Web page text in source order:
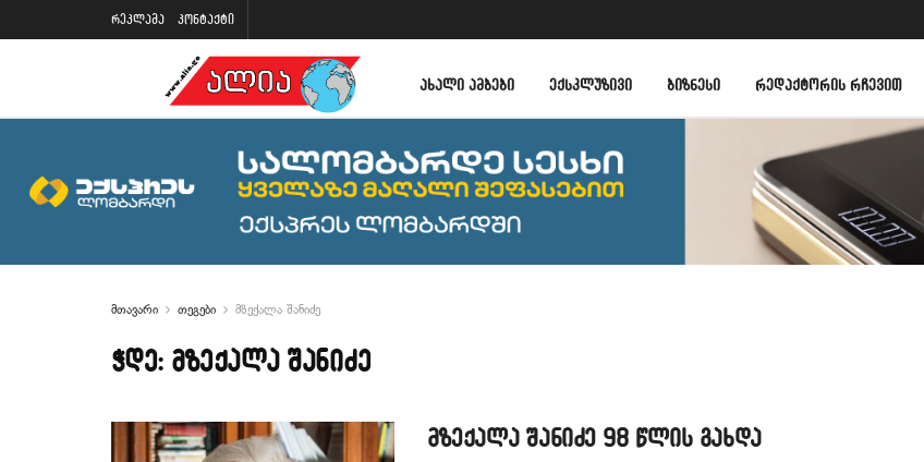
რეკლამა კონტაქტი
ᲐᲮᲐᲚᲘ ᲐᲛᲑᲔᲑᲘ ᲔᲥᲡᲙᲚᲣᲖᲘᲕᲘ ᲑᲘᲖᲜᲔᲡᲘ ᲠᲔᲓᲐᲥᲢᲝᲠᲘᲡ ᲠᲩᲔᲕᲘᲗ
მთავარი თეგები მზექალა შანიძე
ჭდე: მზექალა შანიძე
მზექალა შანიძე 98 წლის გახდა